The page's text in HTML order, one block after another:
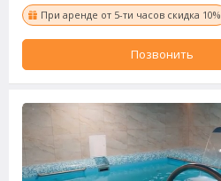
При аренде от 5-ти часов скидка 10%
Позвонить